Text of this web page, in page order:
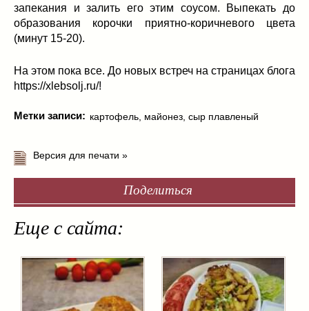
запекания и залить его этим соусом. Выпекать до
образования корочки приятно-коричневого цвета
(минут 15-20).
На этом пока все. До новых встреч на страницах блога
https://xlebsolj.ru/!
Метки записи: картофель майонез сыр плавленый
Версия для печати »
Поделиться
Еще с сайта: